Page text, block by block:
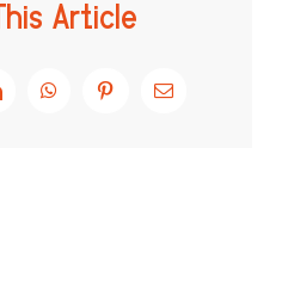
Article
WhatsAppPinterest
E-